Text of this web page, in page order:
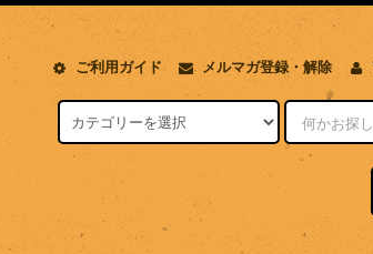
ご利用ガイド メルマガ登録・解除